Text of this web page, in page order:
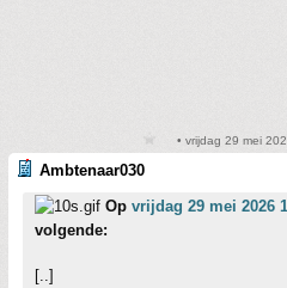
• vrijdag 29 mei
Ambtenaar030
Op vrijdag 29 mei 2026
volgende:
[..]